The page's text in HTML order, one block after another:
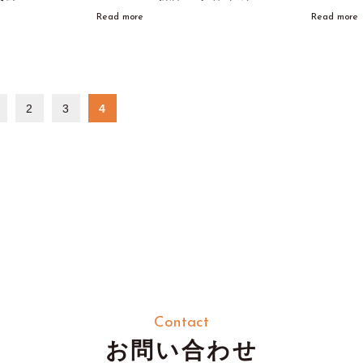
Read more Read more
2 3 4
Contact
お問い合わせ